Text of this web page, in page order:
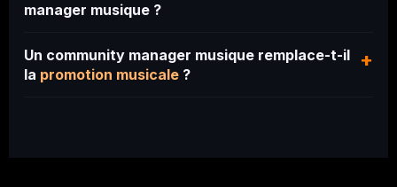
manager musique ?
Un community manager musique remplace-t-il
la promotion musicale ?
+